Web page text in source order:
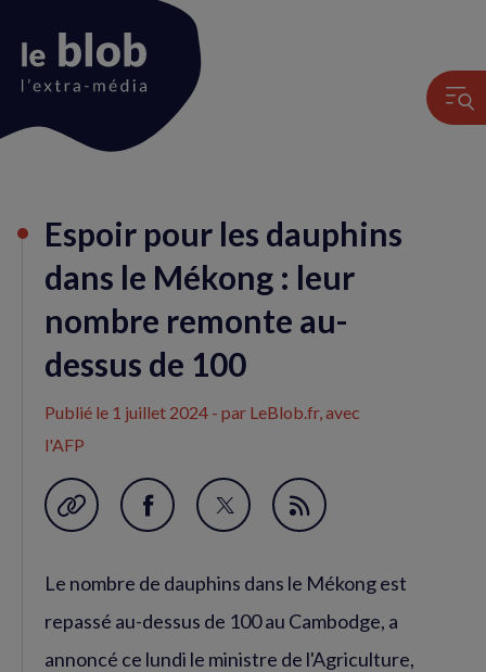
du
Espoir pour les dauphins
dans le Mékong : leur
nombre remonte au-
dessus de 100
Publié le 1 juillet 2024 - par LeBlob.fr, avec
l'AFP
Garder en favori
Partager
Facebook
(nouvelle
fenêtre)
Partager
Twitter
(nouvelle
fenêtre)
Flux
Le nombre de dauphins dans le Mékong est
repassé au-dessus de 100 au Cambodge, a
annoncé ce lundi le ministre de l'Agriculture,